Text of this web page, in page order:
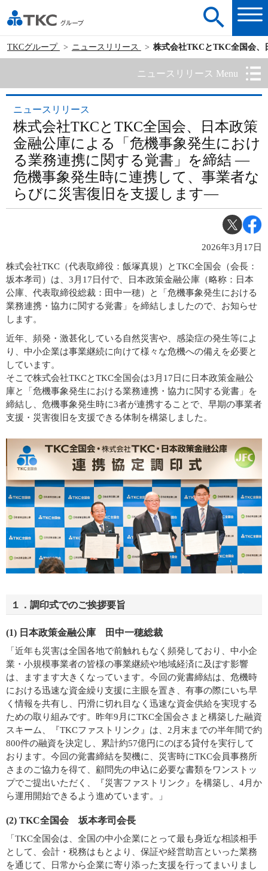
TKCグループ ニュースリリース 株式会社TKCとTKC全国会、
ニュースリリース Menu
ニュースリリース
株式会社TKCとTKC全国会、日本政策
金融公庫による「危機事象発生におけ
る業務連携に関する覚書」を締結 ―
危機事象発生時に連携して、事業者な
らびに災害復旧を支援します―
2026年3月17日
株式会社TKC（代表取締役：飯塚真規）とTKC全国会（会長：
坂本孝司）は、3月17日付で、日本政策金融公庫（略称：日本
公庫、代表取締役総裁：田中一穂）と「危機事象発生における
業務連携・協力に関する覚書」を締結しましたので、お知らせ
します。
近年、頻発・激甚化している自然災害や、感染症の発生等によ
り、中小企業は事業継続に向けて様々な危機への備えを必要と
しています。
そこで株式会社TKCとTKC全国会は3月17日に日本政策金融公
庫と「危機事象発生における業務連携・協力に関する覚書」を
締結し、危機事象発生時に3者が連携することで、早期の事業者
支援・災害復旧を支援できる体制を構築しました。
１．調印式でのご挨拶要旨
(1) 日本政策金融公庫 田中一穂総裁
「近年も災害は全国各地で前触れもなく頻発しており、中小企
業・小規模事業者の皆様の事業継続や地域経済に及ぼす影響
は、ますます大きくなっています。今回の覚書締結は、危機時
における迅速な資金繰り支援に主眼を置き、有事の際にいち早
く情報を共有し、円滑に切れ目なく迅速な資金供給を実現する
ための取り組みです。昨年9月にTKC全国会さまと構築した融資
スキーム、『TKCファストリンク』は、2月末までの半年間で約
800件の融資を決定し、累計約57億円にのぼる貸付を実行して
おります。今回の覚書締結を契機に、災害時にTKC会員事務所
さまのご協力を得て、顧問先の申込に必要な書類をワンストッ
プでご提出いただく、『災害ファストリンク』を構築し、4月か
ら運用開始できるよう進めています。」
(2) TKC全国会 坂本孝司会長
「TKC全国会は、全国の中小企業にとって最も身近な相談相手
として、会計・税務はもとより、保証や経営助言といった業務
を通じて、日常から企業に寄り添った支援を行ってまいりまし